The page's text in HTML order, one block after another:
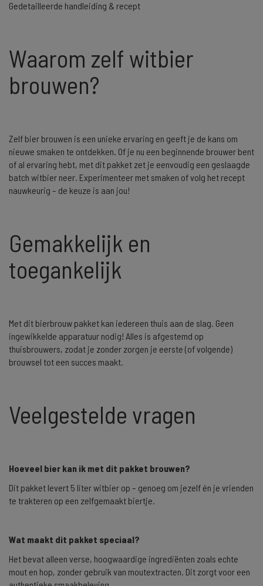
Gedetailleerde handleiding & recept
Waarom zelf witbier
brouwen?
Zelf bier brouwen is een unieke ervaring en geeft je de kans om
nieuwe smaken te ontdekken. Of je nu een beginnende brouwer bent
of al ervaring hebt, met dit pakket zet je eenvoudig een geslaagde
batch witbier neer. Experimenteer met smaken of volg het recept
nauwkeurig – de keuze is aan jou!
Gemakkelijk en
toegankelijk
Met dit bierbrouw pakket kan iedereen thuis aan de slag. Geen
ingewikkelde apparatuur nodig! Alles is afgestemd op
thuisbrouwers, zodat je zonder zorgen je eerste (of volgende)
brouwsel tot een succes maakt.
Veelgestelde vragen
Hoeveel bier kan ik met dit pakket brouwen?
Dit pakket levert 5 liter witbier op – genoeg om jezelf én je vrienden
te trakteren op een zelfgemaakt biertje.
Wat maakt dit pakket speciaal?
Het bevat alleen verse, hoogwaardige ingrediënten zoals echte
mout en hop, zonder gebruik van moutextracten. Dit zorgt voor een